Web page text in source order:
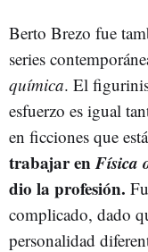
Berto Brezo fue
series
química. El
esfuerzo es igual
en ficciones que
trabajar enFísica
dio la profesión.
complicado, dado
personalidad